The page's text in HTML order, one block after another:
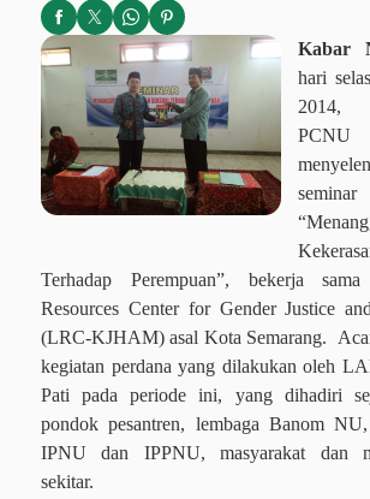
Kabar
hari
2014,
Terhadap Perempuan”, bekerja
Resources Center for Gender Justice
(LRC-KJHAM) asal Kota Semarang.
kegiatan perdana yang dilakukan oleh
Pati pada periode ini, yang dihadiri
pondok pesantren, lembaga Banom
IPNU dan IPPNU, masyarakat dan
sekitar.